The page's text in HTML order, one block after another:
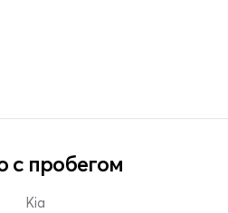
с пробегом
Kia